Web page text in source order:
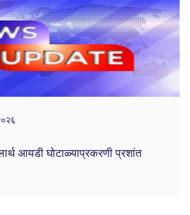
आयडी घोटाळ्याप्रकरणी प्रशांत